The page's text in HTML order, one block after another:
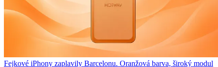
Fejkové iPhony zaplavily Barcelonu. Oranžová barva, široký modul